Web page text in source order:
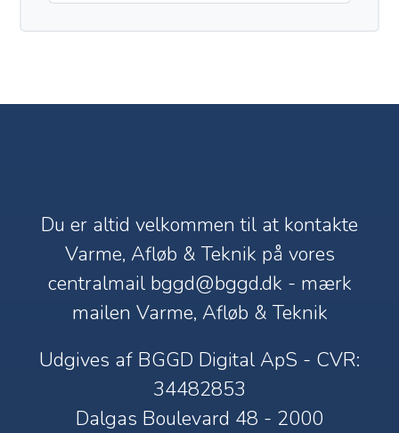
Du er altid velkommen til at kontakte
Varme, Afløb & Teknik på vores
centralmail bggd@bggd.dk - mærk
mailen Varme, Afløb & Teknik
Udgives af BGGD Digital ApS - CVR:
34482853
Dalgas Boulevard 48 - 2000